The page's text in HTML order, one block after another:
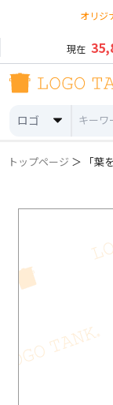
オリジ
現在
ロゴ
トップページ ＞ 「葉